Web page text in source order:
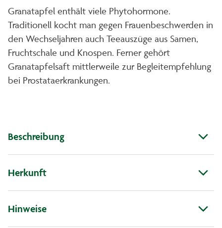
Granatapfel enthält viele Phytohormone.
Traditionell kocht man gegen Frauenbeschwerden in
den Wechseljahren auch Teeauszüge aus Samen,
Fruchtschale und Knospen. Ferner gehört
Granatapfelsaft mittlerweile zur Begleitempfehlung
bei Prostataerkrankungen.
Beschreibung
Herkunft
Hinweise